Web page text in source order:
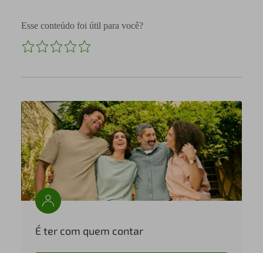
Esse conteúdo foi útil para você?
É ter com quem contar